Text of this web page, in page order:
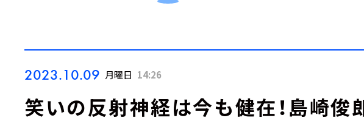
Podcast
2023.10.09 月曜日 14:26
笑いの反射神経は今も健在！島崎俊